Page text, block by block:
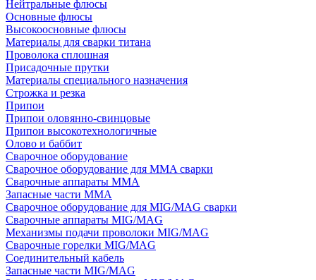
Нейтральные флюсы
Основные флюсы
Высокоосновные флюсы
Материалы для сварки титана
Проволока сплошная
Присадочные прутки
Материалы специального назначения
Строжка и резка
Припои
Припои оловянно-свинцовые
Припои высокотехнологичные
Олово и баббит
Сварочное оборудование
Сварочное оборудование для MMA сварки
Сварочные аппараты MMA
Запасные части MMA
Сварочное оборудование для MIG/MAG сварки
Сварочные аппараты MIG/MAG
Механизмы подачи проволоки MIG/MAG
Сварочные горелки MIG/MAG
Соединительный кабель
Запасные части MIG/MAG